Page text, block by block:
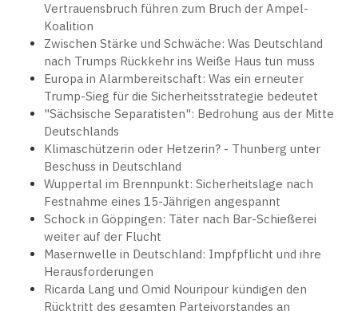
Vertrauensbruch führen zum Bruch der Ampel-
Koalition
Zwischen Stärke und Schwäche: Was Deutschland
nach Trumps Rückkehr ins Weiße Haus tun muss
Europa in Alarmbereitschaft: Was ein erneuter
Trump-Sieg für die Sicherheitsstrategie bedeutet
"Sächsische Separatisten": Bedrohung aus der Mitte
Deutschlands
Klimaschützerin oder Hetzerin? - Thunberg unter
Beschuss in Deutschland
Wuppertal im Brennpunkt: Sicherheitslage nach
Festnahme eines 15-Jährigen angespannt
Schock in Göppingen: Täter nach Bar-Schießerei
weiter auf der Flucht
Masernwelle in Deutschland: Impfpflicht und ihre
Herausforderungen
Ricarda Lang und Omid Nouripour kündigen den
Rücktritt des gesamten Parteivorstandes an